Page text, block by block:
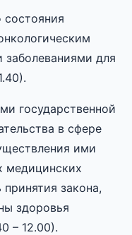
состояния
для
государственной
в сфере
ими
медицинских
закона,
здоровья
– 12.00).